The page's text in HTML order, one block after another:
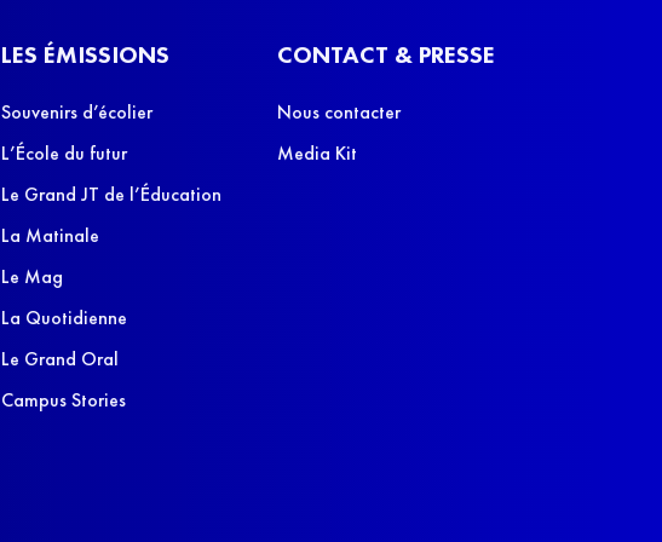
LES ÉMISSIONS
Souvenirs d’écolier
L’École du futur
Le Grand JT de l’Éducation
La Matinale
Le Mag
La Quotidienne
Le Grand Oral
Campus Stories
CONTACT & PRESSE
Nous contacter
Media Kit